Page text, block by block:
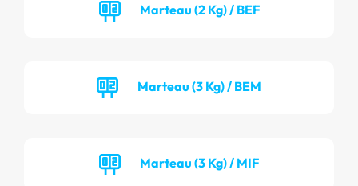
Marteau (2 Kg) / BEF
Marteau (3 Kg) / BEM
Marteau (3 Kg) / MIF